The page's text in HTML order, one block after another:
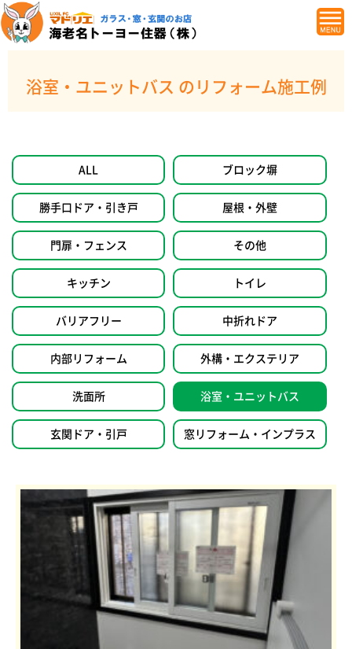
浴室・ユニットバス のリフォーム施工例
ALL ブロック塀
勝手口ドア・引き戸 屋根・外壁
門扉・フェンス その他
キッチン トイレ
バリアフリー 中折れドア
内部リフォーム 外構・エクステリア
洗面所 浴室・ユニットバス
玄関ドア・引戸 窓リフォーム・インプラス